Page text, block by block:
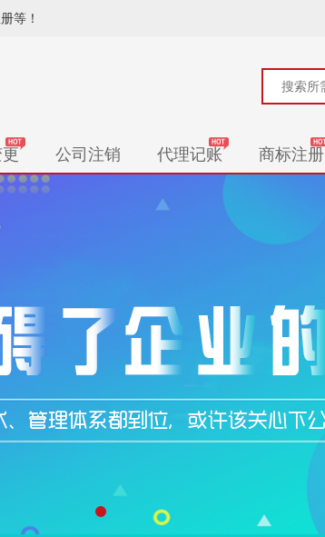
等！
公司注销 代理记账 商标注册